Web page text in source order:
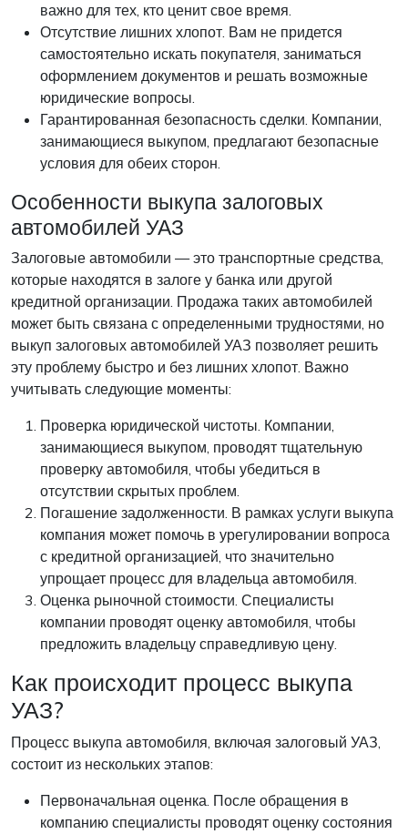
важно для тех, кто ценит свое время.
Отсутствие лишних хлопот. Вам не придется
самостоятельно искать покупателя, заниматься
оформлением документов и решать возможные
юридические вопросы.
Гарантированная безопасность сделки. Компании,
занимающиеся выкупом, предлагают безопасные
условия для обеих сторон.
Особенности выкупа залоговых
автомобилей УАЗ
Залоговые автомобили — это транспортные средства,
которые находятся в залоге у банка или другой
кредитной организации. Продажа таких автомобилей
может быть связана с определенными трудностями, но
выкуп залоговых автомобилей УАЗ позволяет решить
эту проблему быстро и без лишних хлопот. Важно
учитывать следующие моменты:
Проверка юридической чистоты. Компании,
занимающиеся выкупом, проводят тщательную
проверку автомобиля, чтобы убедиться в
отсутствии скрытых проблем.
Погашение задолженности. В рамках услуги выкупа
компания может помочь в урегулировании вопроса
с кредитной организацией, что значительно
упрощает процесс для владельца автомобиля.
Оценка рыночной стоимости. Специалисты
компании проводят оценку автомобиля, чтобы
предложить владельцу справедливую цену.
Как происходит процесс выкупа
УАЗ?
Процесс выкупа автомобиля, включая залоговый УАЗ,
состоит из нескольких этапов:
Первоначальная оценка. После обращения в
компанию специалисты проводят оценку состояния